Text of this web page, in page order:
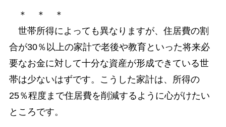
＊ ＊ ＊
世帯所得によっても異なりますが、住居費の割
合が30％以上の家計で老後や教育といった将来必
要なお金に対して十分な資産が形成できている世
帯は少ないはずです。こうした家計は、所得の
25％程度まで住居費を削減するように心がけたい
ところです。